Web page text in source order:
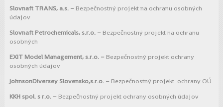
Slovnaft TRANS, a.s. – Bezpečnostný projekt na ochranu osobných
údajov
Slovnaft Petrochemicals, s.r.o. – Bezpečnostný projekt na ochranu
osobných
EXIT Model Management, s.r.o. – Bezpečnostný projekt ochrany
osobných údajov
JohnsonDiversey Slovensko,s.r.o. – Bezpečnostný projekt ochrany OÚ
KKH spol. s r.o. – Bezpečnostný projekt ochrany osobných údajov